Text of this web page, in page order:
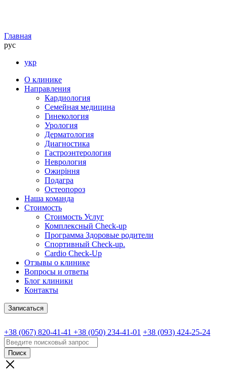
Главная
рус
укр
О клинике
Направления
Кардиология
Семейная медицина
Гинекология
Урология
Дерматология
Диагностика
Гастроэнтерология
Неврология
Ожиріння
Подагра
Остеопороз
Наша команда
Стоимость
Стоимость Услуг
Комплексный Check-up
Программа Здоровые родители
Спортивный Check-up.
Cardio Check-Up
Отзывы о клинике
Вопросы и ответы
Блог клиники
Контакты
Записаться
+38 (067) 820-41-41 +38 (050) 234-41-01 +38 (093) 424-25-24
Поиск